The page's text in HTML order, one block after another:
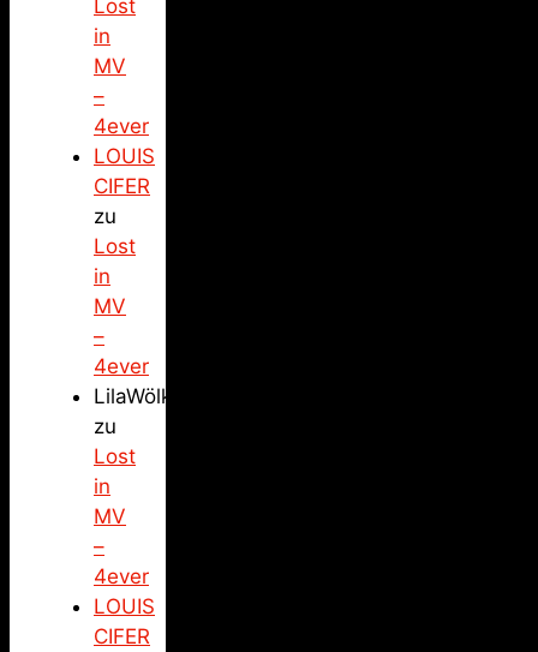
Lost
in
MV
–
4ever
LOUIS
CIFER
zu
Lost
in
MV
–
4ever
LilaWölkchen
zu
Lost
in
MV
–
4ever
LOUIS
CIFER